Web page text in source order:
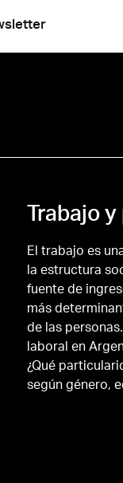
Trabajo
El trabajo es
la estructura
fuente de
más
de las
laboral en
¿Qué
según género,